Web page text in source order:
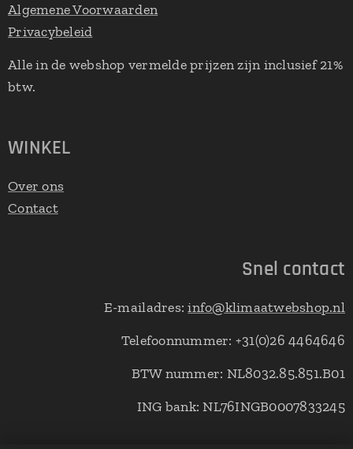
Algemene Voorwaarden
Privacybeleid
Alle in de webshop vermelde prijzen zijn inclusief 21%
btw.
WINKEL
Over ons
Contact
Snel contact
E-mailadres:info@klimaatwebshop.nl
Telefoonnummer: +31(0)26 4464646
BTW nummer: NL8032.85.851.B01
ING bank: NL76INGB0007833245